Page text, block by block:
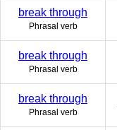
break through
Phrasal verb
break through
Phrasal verb
break through
Phrasal verb